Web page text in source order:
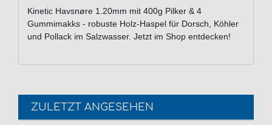
Kinetic Havsnøre 1.20mm mit 400g Pilker & 4
Gummimakks - robuste Holz-Haspel für Dorsch, Köhler
und Pollack im Salzwasser. Jetzt im Shop entdecken!
ZULETZT ANGESEHEN